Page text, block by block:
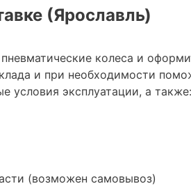
(Ярославль)
колеса и
и при необходимости
условия эксплуатации, а также:
(возможен самовывоз)